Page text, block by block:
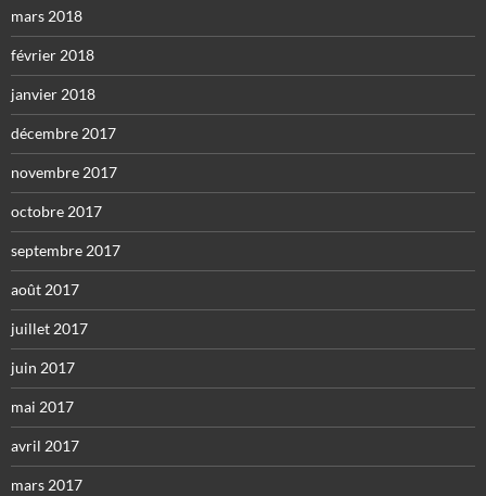
mars 2018
février 2018
janvier 2018
décembre 2017
novembre 2017
octobre 2017
septembre 2017
août 2017
juillet 2017
juin 2017
mai 2017
avril 2017
mars 2017